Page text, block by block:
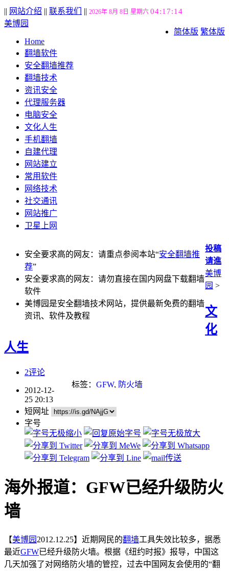
|| 网站介绍 || 联系我们 || 2026年 8月 8日 星期六 04:17:15
简体版 繁体版
美博园
Home
翻墙软件
安全翻墙推荐
翻墙技术
资讯安全
代理服务器
电脑安全
文化人生
手机翻墙
自建代理
网站建立
常用软件
网络技术
社交通讯
网站推广
卫星上网
安全要求高的网友：请重点参阅本站“安全翻墙推
荐”
安全要求高的网友：请勿直接在国内网盘下载翻墙
软件
美博园是安全翻墙技术网站，提供最新免费的翻墙
资讯、软件及教程
投稿
请進
美博
园 >
文
化
人生
2评论
标签： GFW, 防火墙
2012-12-
25 20:13
短网址
字号
海外报道：GFW已经升级防火
墙
【美博园 2012.12.25】近期网民的翻墙工具失效比较多，据悉
最近GFW已经升级防火墙。根据《纽约时报》报导，中国这
几天加强了对网络防火墙的管控，过去中国网友会使用的“翻